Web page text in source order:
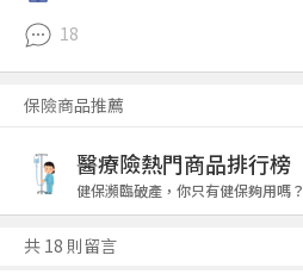
18
保險商品推薦
醫療險熱門商品排行榜
健保瀕臨破產，你只有健保夠用嗎？
共 18 則留言